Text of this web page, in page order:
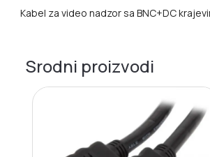
Kabel za video nadzor sa BNC+DC
Srodni proizvodi